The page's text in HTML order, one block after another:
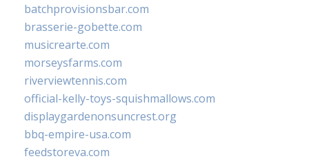
batchprovisionsbar.com
brasserie-gobette.com
musicrearte.com
morseysfarms.com
riverviewtennis.com
official-kelly-toys-squishmallows.com
displaygardenonsuncrest.org
bbq-empire-usa.com
feedstoreva.com